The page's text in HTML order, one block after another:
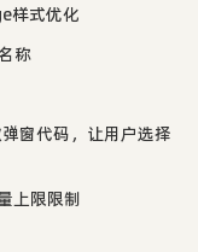
样式优化
称
窗代码，让用户选择
上限限制